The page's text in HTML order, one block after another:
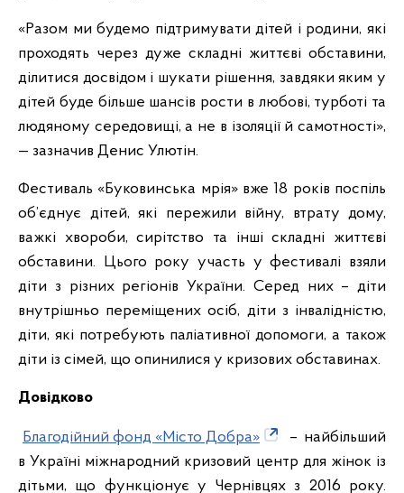
«Разом ми будемо підтримувати дітей і родини, які
проходять через дуже складні життєві обставини,
ділитися досвідом і шукати рішення, завдяки яким у
дітей буде більше шансів рости в любові, турботі та
людяному середовищі, а не в ізоляції й самотності»,
— зазначив Денис Улютін.
Фестиваль «Буковинська мрія» вже 18 років поспіль
об’єднує дітей, які пережили війну, втрату дому,
важкі хвороби, сирітство та інші складні життєві
обставини. Цього року участь у фестивалі взяли
діти з різних регіонів України. Серед них – діти
внутрішньо переміщених осіб, діти з інвалідністю,
діти, які потребують паліативної допомоги, а також
діти із сімей, що опинилися у кризових обставинах.
Довідково
Благодійний фонд «Місто Добра»
– найбільший
в Україні міжнародний кризовий центр для жінок із
дітьми, що функціонує у Чернівцях з 2016 року.